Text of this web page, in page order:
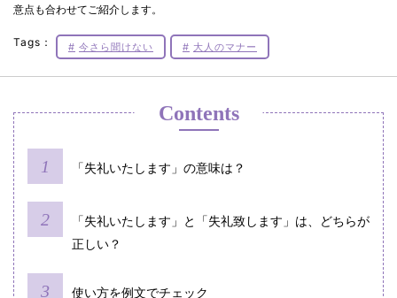
意点も合わせてご紹介します。
Tags： 今さら聞けない 大人のマナー
Contents
「失礼いたします」の意味は？
「失礼いたします」と「失礼致します」は、どちらが
正しい？
使い方を例文でチェック